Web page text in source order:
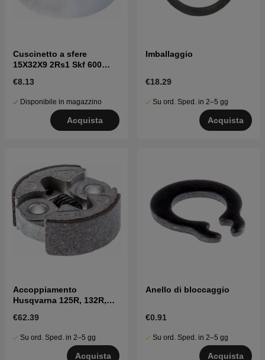
Cuscinetto a sfere
15X32X9 2Rs1 Skf 600
€8.13
Disponibile in magazzino
Acquista
Imballaggio
€18.29
Su ord. Sped. in 2–5 gg
Acquista
Accoppiamento
Husqvarna 125R, 132R,
€62.39
Su ord. Sped. in 2–5 gg
Acquista
Anello di bloccaggio
€0.91
Su ord. Sped. in 2–5 gg
Acquista